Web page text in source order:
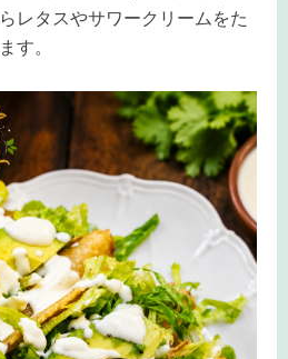
レタスやサワークリームをた
す。